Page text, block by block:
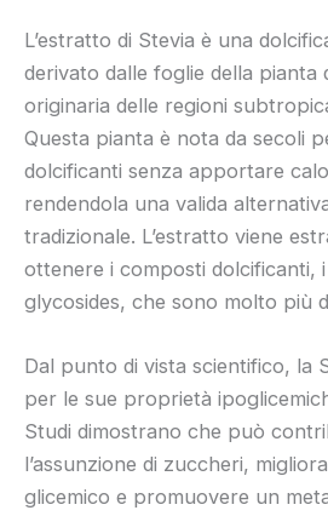
L’estratto di Stevia è una
derivato dalle foglie della pianta
originaria delle regioni
Questa pianta è nota da secoli
dolcificanti senza apportare
rendendola una valida
tradizionale. L’estratto viene
ottenere i composti dolcificanti,
glycosides, che sono molto più
Dal punto di vista scientifico, la
per le sue proprietà
Studi dimostrano che può
l’assunzione di zuccheri,
glicemico e promuovere un